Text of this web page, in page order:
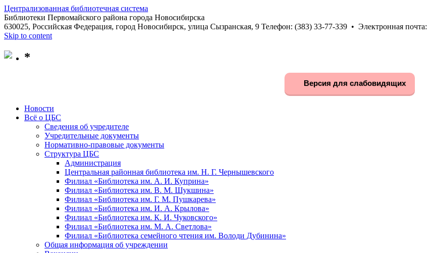
Централизованная библиотечная система
Библиотеки Первомайского района города Новосибирска
630025, Российская Федерация, город Новосибирск, улица Сызранская, 9 Телефон: (383) 33-77-339 • Электронная почта:
Skip to content
*
Версия для слабовидящих
Новости
Всё о ЦБС
Сведения об учредителе
Учредительные документы
Нормативно-правовые документы
Структура ЦБС
Администрация
Центральная районная библиотека им. Н. Г. Чернышевского
Филиал «Библиотека им. А. И. Куприна»
Филиал «Библиотека им. В. М. Шукшина»
Филиал «Библиотека им. Г. М. Пушкарева»
Филиал «Библиотека им. И. А. Крылова»
Филиал «Библиотека им. К. И. Чуковского»
Филиал «Библиотека им. М. А. Светлова»
Филиал «Библиотека семейного чтения им. Володи Дубинина»
Общая информация об учреждении